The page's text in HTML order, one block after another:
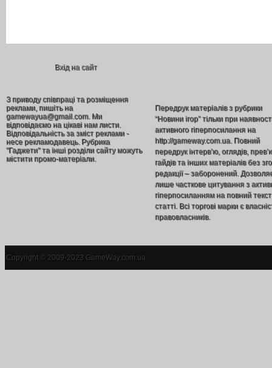
Вхід на сайт
З приводу співпраці та розміщення
реклами, пишіть на
gamewayua@gmail.com. Ми
відповідаємо на цікаві нам листи.
Відповідальність за зміст реклами -
несе рекламодавець. Рубрика
"Гаджети" та інші розділи сайту можуть
містити промо-матеріали.
Передрук матеріалів з рубрики
“Новини ігор” тільки при
активного гіперпосилання на
http://gameway.com.ua. Повний
передрук інтерв’ю, оглядів,
гайдів та інших матеріалів без
редакції – заборонений.
лише часткове цитування з
гіперпосиланням на повний текст
статті. Всі торгові марки є
правовласників.
Copyright © 2009-2023 GameWay.com.ua